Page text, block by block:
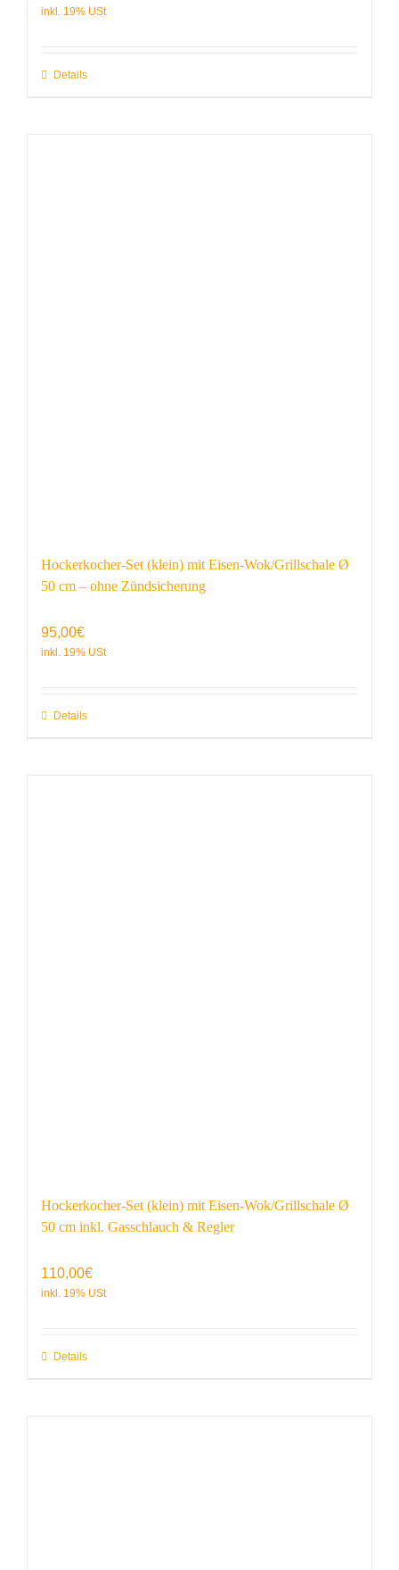
Details
Hockerkocher-Set (klein) mit Eisen-Wok/Grillschale Ø
50 cm – ohne Zündsicherung
95,00€
Details
Hockerkocher-Set (klein) mit Eisen-Wok/Grillschale Ø
50 cm inkl. Gasschlauch & Regler
110,00€
Details